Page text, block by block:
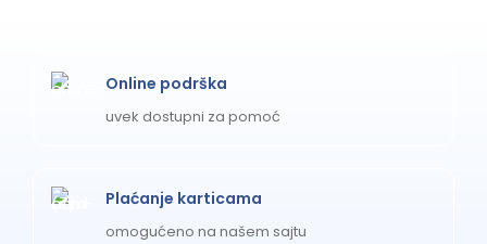
Online podrška
uvek dostupni za pomoć
Plaćanje karticama
omogućeno na našem sajtu